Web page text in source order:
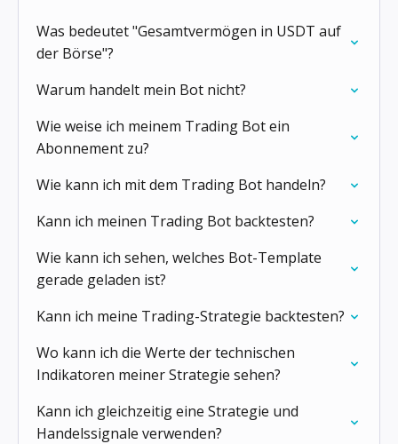
Was bedeutet "Gesamtvermögen in USDT auf
der Börse"?
Warum handelt mein Bot nicht?
Wie weise ich meinem Trading Bot ein
Abonnement zu?
Wie kann ich mit dem Trading Bot handeln?
Kann ich meinen Trading Bot backtesten?
Wie kann ich sehen, welches Bot-Template
gerade geladen ist?
Kann ich meine Trading-Strategie backtesten?
Wo kann ich die Werte der technischen
Indikatoren meiner Strategie sehen?
Kann ich gleichzeitig eine Strategie und
Handelssignale verwenden?